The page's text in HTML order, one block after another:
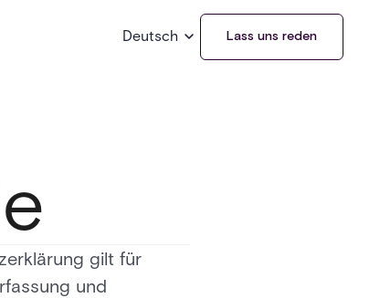
Deutsch Lass uns reden
gilt für
und